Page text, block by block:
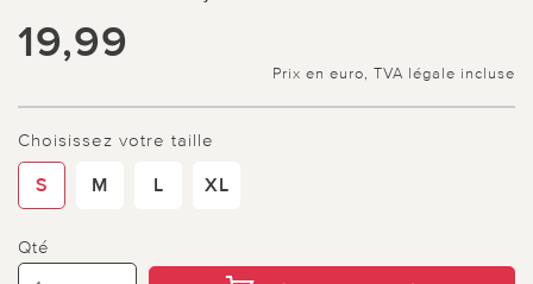
19,99
Prix en euro, TVA légale incluse
Choisissez votre taille
S M L XL
Qté